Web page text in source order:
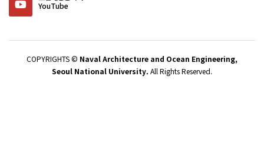
YouTube
COPYRIGHTS © Naval Architecture and Ocean Engineering,
Seoul National University. All Rights Reserved.